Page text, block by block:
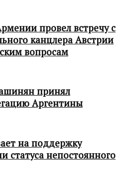
провел встречу с
канцлера Австрии
вопросам
принял
Аргентины
на поддержку
статуса непостоянного